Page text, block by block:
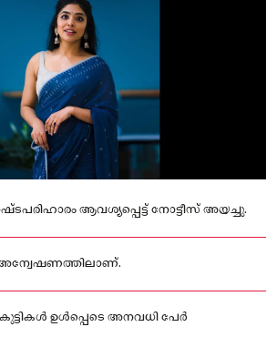
ആവശ്യപ്പെട്ട് നോട്ടീസ് അയച്ചു.
ഉൾപ്പെടെ അനവധി പേർ